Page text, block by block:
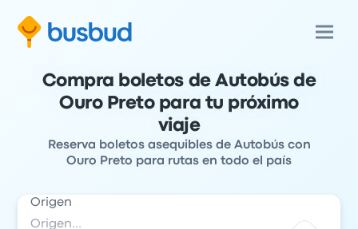
Compra boletos de Autobús de
Ouro Preto para tu próximo
viaje
Reserva boletos asequibles de Autobús con
Ouro Preto para rutas en todo el país
Origen